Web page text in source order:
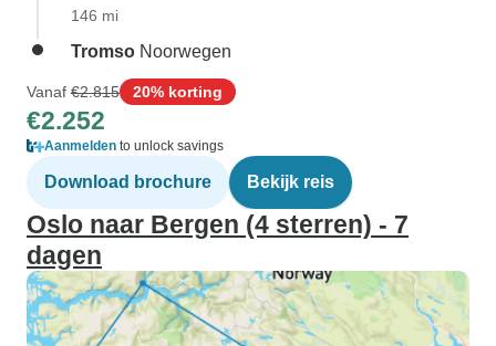
146 mi
Tromso Noorwegen
Vanaf €2.815 20% korting
€2.252
Aanmelden to unlock savings
Download brochure Bekijk reis
Oslo naar Bergen (4 sterren) - 7
dagen